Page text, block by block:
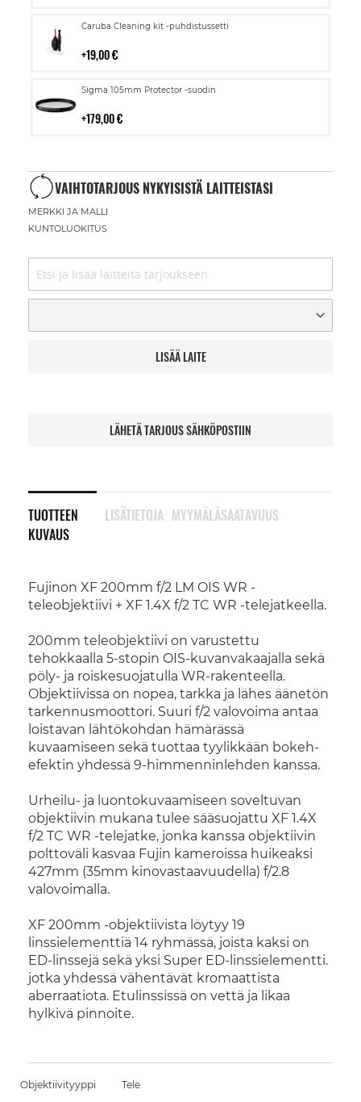
Caruba Cleaning kit -puhdistussetti
19,00 €
Lisää
Sigma 105mm Protector -suodin
179,00 €
Lisää
VAIHTOTARJOUS NYKYISISTÄ LAITTEISTASI
MERKKI JA MALLI
KUNTOLUOKITUS
LISÄÄ LAITE
LÄHETÄ TARJOUS SÄHKÖPOSTIIN
TUOTTEEN
KUVAUS
Fujinon XF 200mm f/2 LM OIS WR -
teleobjektiivi + XF 1.4X f/2 TC WR -telejatkeella.
200mm teleobjektiivi on varustettu
tehokkaalla 5-stopin OIS-kuvanvakaajalla sekä
pöly- ja roiskesuojatulla WR-rakenteella.
Objektiivissa on nopea, tarkka ja lähes äänetön
tarkennusmoottori. Suuri f/2 valovoima antaa
loistavan lähtökohdan hämärässä
kuvaamiseen sekä tuottaa tyylikkään bokeh-
efektin yhdessä 9-himmenninlehden kanssa.
Urheilu- ja luontokuvaamiseen soveltuvan
objektiivin mukana tulee sääsuojattu XF 1.4X
f/2 TC WR -telejatke, jonka kanssa objektiivin
polttoväli kasvaa Fujin kameroissa huikeaksi
427mm (35mm kinovastaavuudella) f/2.8
valovoimalla.
XF 200mm -objektiivista löytyy 19
linssielementtiä 14 ryhmässä, joista kaksi on
ED-linssejä sekä yksi Super ED-linssielementti.
jotka yhdessä vähentävät kromaattista
aberraatiota. Etulinssissä on vettä ja likaa
hylkivä pinnoite.
LISÄTIETOJA MYYMÄLÄSAATAVUUS
Objektiivityyppi Tele